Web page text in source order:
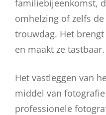
familiebijeenkomst,
omhelzing of zelfs
trouwdag. Het
en maakt ze tastbaar.
Het vastleggen van
middel van
professionele